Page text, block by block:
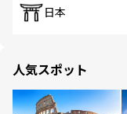
日本
人気スポット